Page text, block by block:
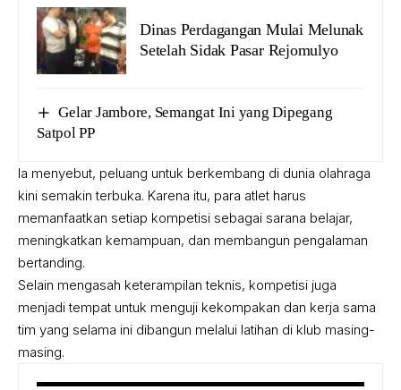
Dinas Perdagangan Mulai Melunak
Setelah Sidak Pasar Rejomulyo
Gelar Jambore, Semangat Ini yang Dipegang
Satpol PP
Ia menyebut, peluang untuk berkembang di dunia olahraga
kini semakin terbuka. Karena itu, para atlet harus
memanfaatkan setiap kompetisi sebagai sarana belajar,
meningkatkan kemampuan, dan membangun pengalaman
bertanding.
Selain mengasah keterampilan teknis, kompetisi juga
menjadi tempat untuk menguji kekompakan dan kerja sama
tim yang selama ini dibangun melalui latihan di klub masing-
masing.